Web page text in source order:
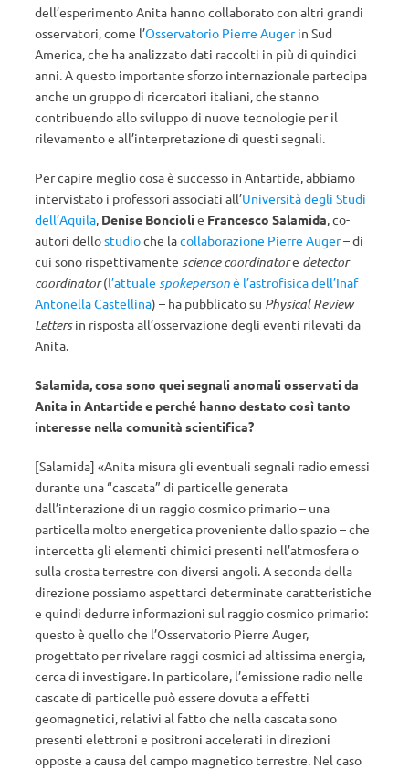
dell’esperimento Anita hanno collaborato con altri grandi
osservatori, come l’Osservatorio Pierre Augerin Sud
America, che ha analizzato dati raccolti in più di quindici
anni. A questo importante sforzo internazionale partecipa
anche un gruppo di ricercatori italiani, che stanno
contribuendo allo sviluppo di nuove tecnologie per il
rilevamento e all’interpretazione di questi segnali.
Per capire meglio cosa è successo in Antartide, abbiamo
intervistato i professori associati all’Università degli Studi
dell’Aquila, Denise Boncioli e Francesco Salamida, co-
autori dellostudioche lacollaborazione Pierre Auger– di
cui sono rispettivamente science coordinatore detector
coordinator(l’attuale spokepersonè l’astrofisica dell’Inaf
Antonella Castellina) – ha pubblicato su Physical Review
Lettersin risposta all’osservazione degli eventi rilevati da
Anita.
Salamida, cosa sono quei segnali anomali osservati da
Anita in Antartide e perché hanno destato così tanto
interesse nella comunità scientifica?
[Salamida] «Anita misura gli eventuali segnali radio emessi
durante una “cascata” di particelle generata
dall’interazione di un raggio cosmico primario – una
particella molto energetica proveniente dallo spazio – che
intercetta gli elementi chimici presenti nell’atmosfera o
sulla crosta terrestre con diversi angoli. A seconda della
direzione possiamo aspettarci determinate caratteristiche
e quindi dedurre informazioni sul raggio cosmico primario:
questo è quello che l’Osservatorio Pierre Auger,
progettato per rivelare raggi cosmici ad altissima energia,
cerca di investigare. In particolare, l’emissione radio nelle
cascate di particelle può essere dovuta a effetti
geomagnetici, relativi al fatto che nella cascata sono
presenti elettroni e positroni accelerati in direzioni
opposte a causa del campo magnetico terrestre. Nel caso